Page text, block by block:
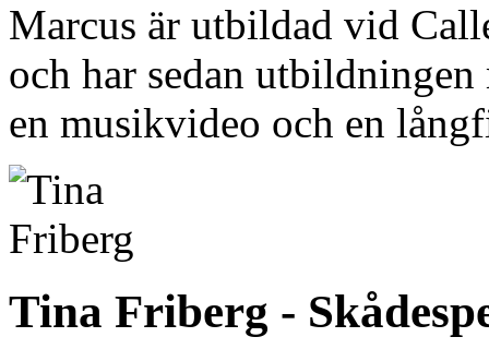
Marcus är utbildad vid
och har sedan
en musikvideo och en
Tina Friberg -